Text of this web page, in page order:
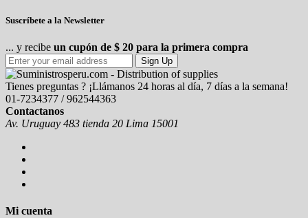
Suscríbete a la Newsletter
... y recibe un cupón de $ 20 para la primera compra
Sign Up
Tienes preguntas ? ¡Llámanos 24 horas al día, 7 días a la semana!
01-7234377 / 962544363
Contactanos
Av. Uruguay 483 tienda 20 Lima 15001
Mi cuenta